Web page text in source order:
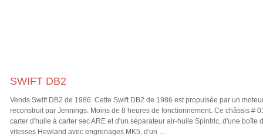
SWIFT DB2
Vends Swift DB2 de 1986. Cette Swift DB2 de 1986 est propulsée par un
reconstruit par Jennings. Moins de 8 heures de fonctionnement. Ce châssis #
carter d'huile à carter sec ARE et d'un séparateur air-huile Spintric, d'une boîte
vitesses Hewland avec engrenages MK5, d'un …